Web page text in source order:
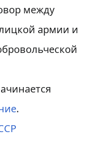
между
армии и
.